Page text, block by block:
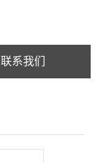
联系我们